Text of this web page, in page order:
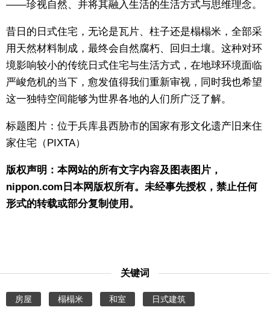
——珍视自然、并将其融入生活的生活方式与思维理念。
昔日的日式住宅，无论是瓦片、柱子还是榻榻米，全部采
用天然材料制成，最终会自然腐朽、回归土壤。这种对环
境影响较小的传统日式住宅与生活方式，在地球环境面临
严峻危机的当下，愈发值得我们重新审视，同时我也希望
这一独特空间能够为世界各地的人们所广泛了解。
标题图片：位于兵库县西胁市的国家有形文化遗产旧来住
家住宅（PIXTA）
版权声明：本网站的所有文字内容及图表图片，
nippon.com日本网版权所有。未经事先授权，禁止任何
形式的转载或部分复制使用。
关键词
房屋 榻榻米 和室 日式建筑